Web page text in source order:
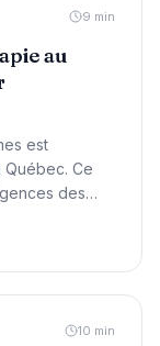
9 min
au
est
Québec. Ce
des
10 min